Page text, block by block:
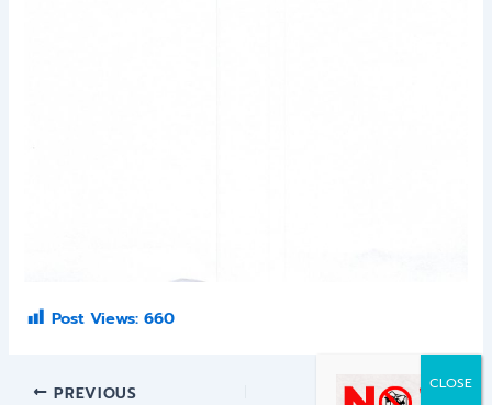
Post Views: 660
PREVIOUS NEXT